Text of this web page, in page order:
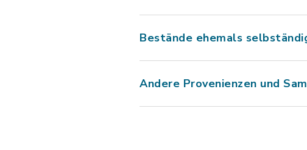
Bestände ehemals
Andere Provenienzen und